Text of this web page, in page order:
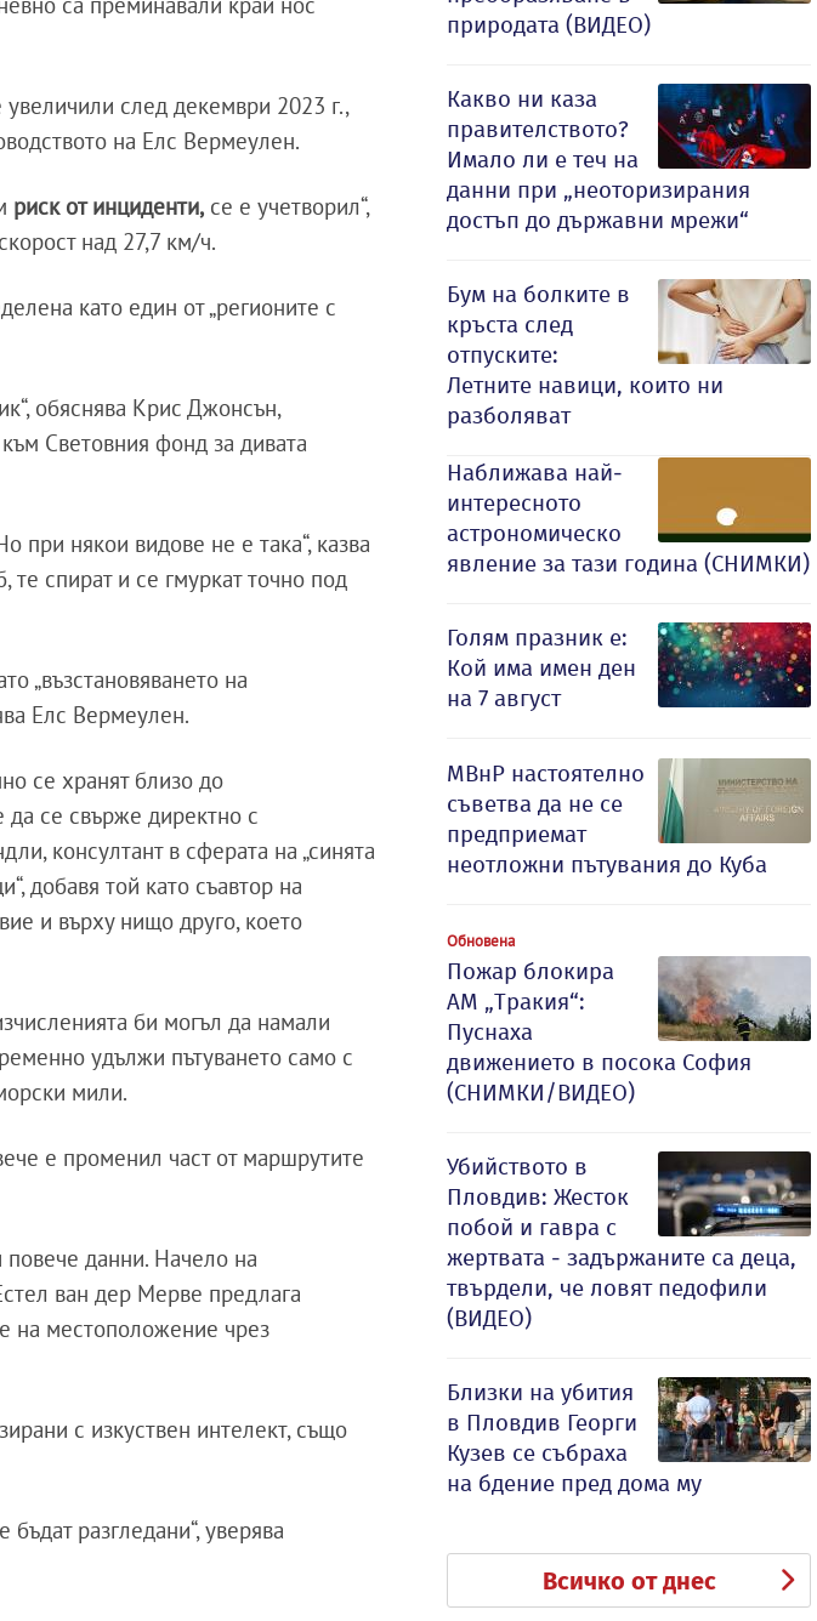
увеличили след декември 2023 г.,
на Елс Вермеулен.
риск от инциденти, се е учетворил“,
над 27,7 км/ч.
като един от „регионите с
обяснява Крис Джонсън,
Световния фонд за дивата
някои видове не е така“, казва
те спират и се гмуркат точно под
„възстановяването на
Елс Вермеулен.
се хранят близо до
се свърже директно с
консултант в сферата на „синята
добавя той като съавтор на
и върху нищо друго, което
би могъл да намали
удължи пътуването само с
мили.
е променил част от маршрутите
данни. Начело на
ван дер Мерве предлага
на местоположение чрез
с изкуствен интелект, също
разгледани“, уверява
природата (ВИДЕО)
Какво ни каза
правителството?
Имало ли е теч на
данни при „неоторизирания
достъп до държавни мрежи“
Бум на болките в
кръста след
отпуските:
Летните навици, които ни
разболяват
Наближава най-
интересното
астрономическо
явление за тази година (СНИМКИ)
Голям празник е:
Кой има имен ден
на 7 август
МВнР настоятелно
съветва да не се
предприемат
неотложни пътувания до Куба
Обновена
Пожар блокира
АМ „Тракия“:
Пуснаха
движението в посока София
(СНИМКИ/ВИДЕО)
Убийството в
Пловдив: Жесток
побой и гавра с
жертвата - задържаните са деца,
твърдели, че ловят педофили
(ВИДЕО)
Близки на убития
в Пловдив Георги
Кузев се събраха
на бдение пред дома му
Всичко от днес